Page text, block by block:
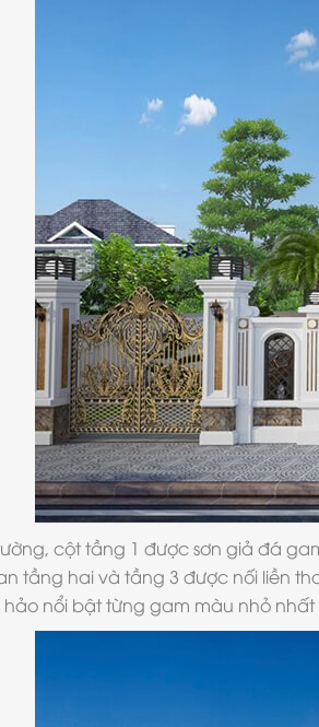
cột tầng 1 được sơn giả đá
tầng hai và tầng 3 được nối liền
nổi bật từng gam màu nhỏ